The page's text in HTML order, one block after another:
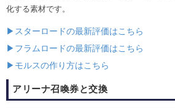
化する素材です。
▶スターロードの最新評価はこちら
▶フラムロードの最新評価はこちら
▶モルスの作り方はこちら
アリーナ召喚券と交換